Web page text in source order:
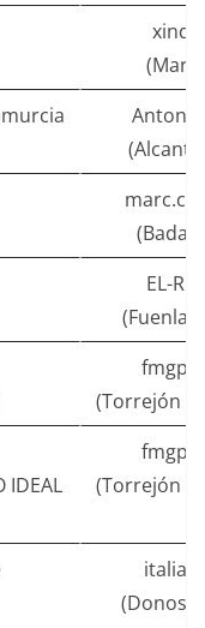
EL-
(Torrejón
IDEAL
(Torrejón